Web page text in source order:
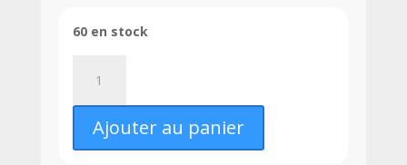
60 en stock
LEGO®
Barre
/
Ajouter au panier